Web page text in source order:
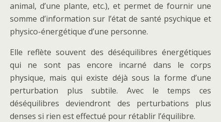
animal, d’une plante, etc.), et permet de fournir une
somme d’information sur l’état de santé psychique et
physico-énergétique d’une personne.
Elle reflète souvent des déséquilibres énergétiques
qui ne sont pas encore incarné dans le corps
physique, mais qui existe déjà sous la forme d’une
perturbation plus subtile. Avec le temps ces
déséquilibres deviendront des perturbations plus
denses si rien est effectué pour rétablir l’équilibre.